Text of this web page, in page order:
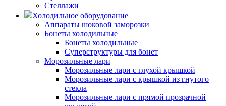
Стеллажи
Холодильное оборудование
Аппараты шоковой заморозки
Бонеты холодильные
Бонеты холодильные
Суперструктуры для бонет
Морозильные лари
Морозильные лари с глухой крышкой
Морозильные лари с крышкой из гнутого
стекла
Морозильные лари с прямой прозрачной